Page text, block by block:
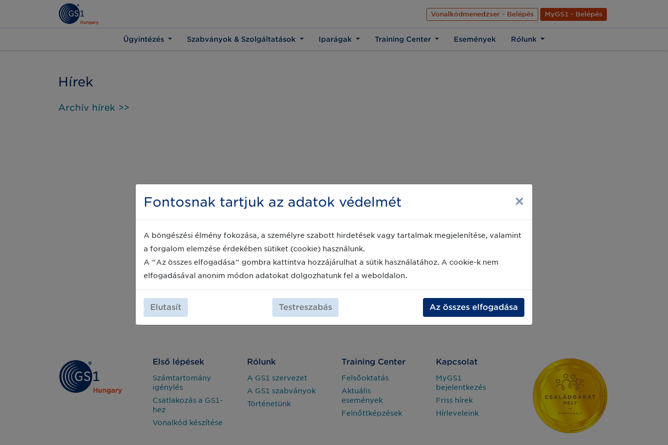
Az üzleti élet közös nyelve Hírek Kapcsolat Rólunk
EN
Vonalkódmenedzser - Belépés
MyGS1 - Belépés
Ügyintézés Szabványok & Szolgáltatások Iparágak Training Center Események Rólunk
Hírek
Archív hírek >>
Első lépések
Számtartomány
igénylés
Csatlakozás a GS1-
hez
Vonalkód készítése
Rólunk
A GS1 szervezet
A GS1 szabványok
Történetünk
Training Center
Felsőoktatás
Aktuális
események
Felnőttképzések
Kapcsolat
MyGS1
bejelentkezés
Friss hírek
Hírleveleink
Fontosnak tartjuk az adatok védelmét ×
A böngészési élmény fokozása, a személyre szabott hirdetések vagy tartalmak megjelenítése, valamint
a forgalom elemzése érdekében sütiket (cookie) használunk.
A "Az összes elfogadása" gombra kattintva hozzájárulhat a sütik használatához. A cookie-k nem
elfogadásával anonim módon adatokat dolgozhatunk fel a weboldalon.
Elutasít Testreszabás Az összes elfogadása